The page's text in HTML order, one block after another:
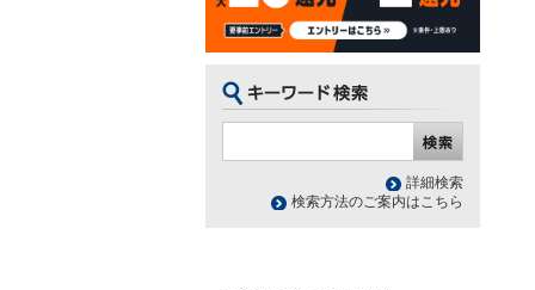
詳細検索
検索方法のご案内はこちら